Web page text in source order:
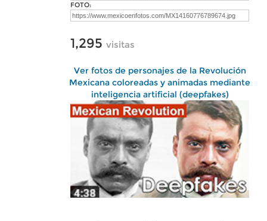
FOTO:
1,295 visitas
Ver fotos de personajes de la Revolución
Mexicana coloreadas y animadas mediante
inteligencia artificial (deepfakes)